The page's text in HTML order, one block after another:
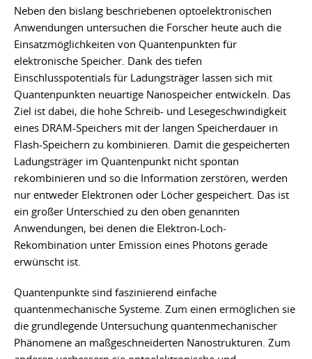
Neben den bislang beschriebenen optoelektronischen
Anwendungen untersuchen die Forscher heute auch die
Einsatzmöglichkeiten von Quantenpunkten für
elektronische Speicher. Dank des tiefen
Einschlusspotentials für Ladungsträger lassen sich mit
Quantenpunkten neuartige Nanospeicher entwickeln. Das
Ziel ist dabei, die hohe Schreib- und Lesegeschwindigkeit
eines DRAM-Speichers mit der langen Speicherdauer in
Flash-Speichern zu kombinieren. Damit die gespeicherten
Ladungsträger im Quantenpunkt nicht spontan
rekombinieren und so die Information zerstören, werden
nur entweder Elektronen oder Löcher gespeichert. Das ist
ein großer Unterschied zu den oben genannten
Anwendungen, bei denen die Elektron-Loch-
Rekombination unter Emission eines Photons gerade
erwünscht ist.
Quantenpunkte sind faszinierend einfache
quantenmechanische Systeme. Zum einen ermöglichen sie
die grundlegende Untersuchung quantenmechanischer
Phänomene an maßgeschneiderten Nanostrukturen. Zum